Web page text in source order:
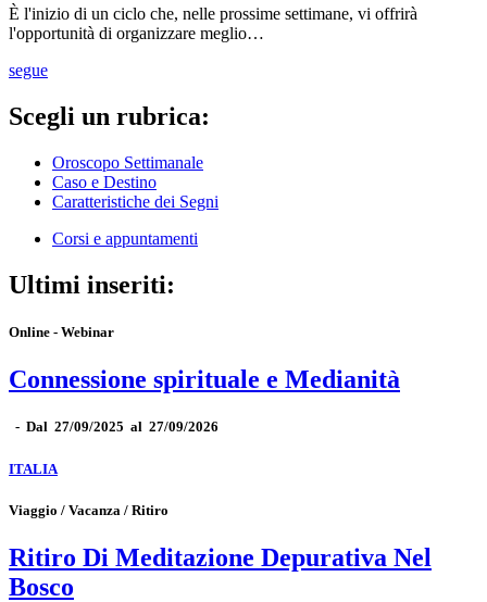
È l'inizio di un ciclo che, nelle prossime settimane, vi offrirà
l'opportunità di organizzare meglio…
segue
Scegli un rubrica:
Oroscopo Settimanale
Caso e Destino
Caratteristiche dei Segni
Corsi e appuntamenti
Ultimi inseriti:
Online - Webinar
Connessione spirituale e Medianità
- Dal 27/09/2025 al 27/09/2026
ITALIA
Viaggio / Vacanza / Ritiro
Ritiro Di Meditazione Depurativa Nel
Bosco